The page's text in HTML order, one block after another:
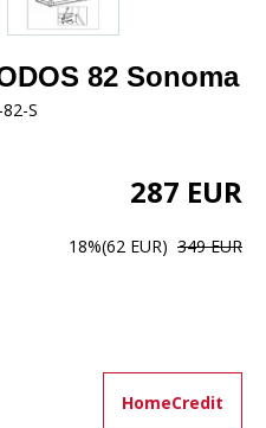
82 Sonoma
S
287 EUR
18%(62 EUR) 349 EUR
HomeCredit